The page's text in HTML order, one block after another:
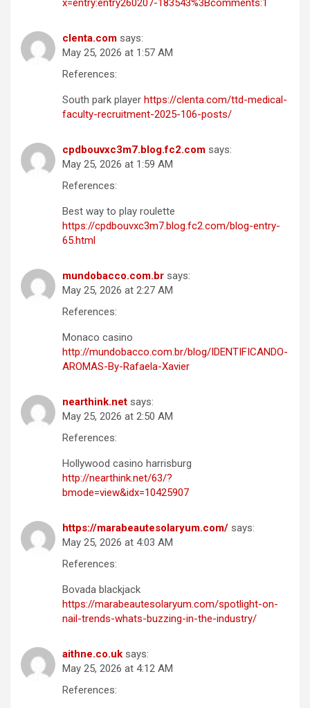
x=entry:entry260207-183543%3Bcomments:1
clenta.com says:
May 25, 2026 at 1:57 AM
References:
South park player https://clenta.com/ttd-medical-
faculty-recruitment-2025-106-posts/
cpdbouvxc3m7.blog.fc2.com says:
May 25, 2026 at 1:59 AM
References:
Best way to play roulette
https://cpdbouvxc3m7.blog.fc2.com/blog-entry-
65.html
mundobacco.com.br says:
May 25, 2026 at 2:27 AM
References:
Monaco casino
http://mundobacco.com.br/blog/IDENTIFICANDO-
AROMAS-By-Rafaela-Xavier
nearthink.net says:
May 25, 2026 at 2:50 AM
References:
Hollywood casino harrisburg
http://nearthink.net/63/?
bmode=view&idx=10425907
https://marabeautesolaryum.com/ says:
May 25, 2026 at 4:03 AM
References:
Bovada blackjack
https://marabeautesolaryum.com/spotlight-on-
nail-trends-whats-buzzing-in-the-industry/
aithne.co.uk says:
May 25, 2026 at 4:12 AM
References: